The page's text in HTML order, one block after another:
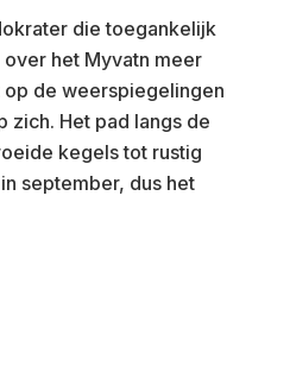
die toegankelijk
het Myvatn meer
de weerspiegelingen
zich. Het pad langs de
kegels tot rustig
september, dus het